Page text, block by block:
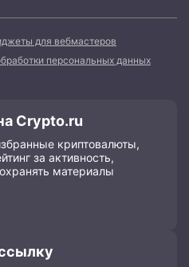
для вебмастеров
персональных данных
Crypto.ru
криптовалюты,
за активность,
материалы